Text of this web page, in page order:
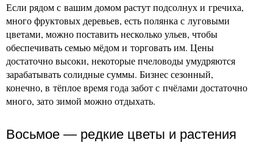
Если рядом с вашим домом растут подсолнух и гречиха,
много фруктовых деревьев, есть полянка с луговыми
цветами, можно поставить несколько ульев, чтобы
обеспечивать семью мёдом и торговать им. Цены
достаточно высоки, некоторые пчеловоды умудряются
зарабатывать солидные суммы. Бизнес сезонный,
конечно, в тёплое время года забот с пчёлами достаточно
много, зато зимой можно отдыхать.
Восьмое — редкие цветы и растения